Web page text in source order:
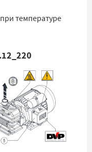
температуре